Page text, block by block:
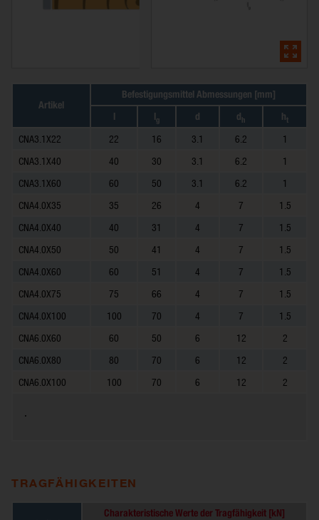
Artikel
Befestigungsmittel Abmessungen [mm]
l
lg d dh ht
CNA3.1X22 22 16 3.1 6.2
1
CNA3.1X40
40 30 3.1 6.2
1
CNA3.1X60
60 50 3.1 6.2
1
CNA4.0X35
35 26 4 7
1.5
CNA4.0X40
40 31 4 7
1.5
CNA4.0X50
50 41 4 7
1.5
CNA4.0X60
60 51 4 7
1.5
CNA4.0X75
75 66 4 7
1.5
CNA4.0X100
100 70 4 7
1.5
CNA6.0X60
60 50 6 12
2
CNA6.0X80
80 70 6 12
2
CNA6.0X100
100 70 6 12 2
.
TRAGFÄHIGKEITEN
Charakteristische Werte der Tragfähigkeit [kN]